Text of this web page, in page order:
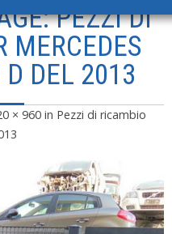
PEZZI DI
MERCEDES
DEL 2013
× 960 in Pezzi di ricambio